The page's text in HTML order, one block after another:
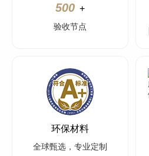
500 +
验收节点
环保材料
全球甄选，专业定制